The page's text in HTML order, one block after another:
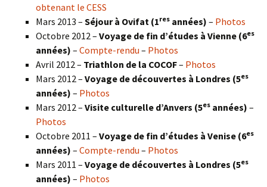
obtenant le CESS
Mars 2013 – Séjour à Ovifat (1res années) – Photos
Octobre 2012 – Voyage de fin d’études à Vienne (6es
années) – Compte-rendu – Photos
Avril 2012 – Triathlon de la COCOF– Photos
Mars 2012 – Voyage de découvertes à Londres (5es
années) – Photos
Mars 2012 – Visite culturelle d’Anvers (5es années) –
Photos
Octobre 2011 – Voyage de fin d’études à Venise (6es
années) – Compte-rendu – Photos
Mars 2011 – Voyage de découvertes à Londres (5es
années) – Photos